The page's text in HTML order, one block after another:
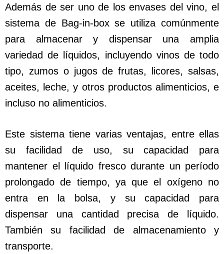
Además de ser uno de los envases del vino, el
sistema de Bag-in-box se utiliza comúnmente
para almacenar y dispensar una amplia
variedad de líquidos, incluyendo vinos de todo
tipo, zumos o jugos de frutas, licores, salsas,
aceites, leche, y otros productos alimenticios, e
incluso no alimenticios.
Este sistema tiene varias ventajas, entre ellas
su facilidad de uso, su capacidad para
mantener el líquido fresco durante un período
prolongado de tiempo, ya que el oxígeno no
entra en la bolsa, y su capacidad para
dispensar una cantidad precisa de líquido.
También su facilidad de almacenamiento y
transporte.